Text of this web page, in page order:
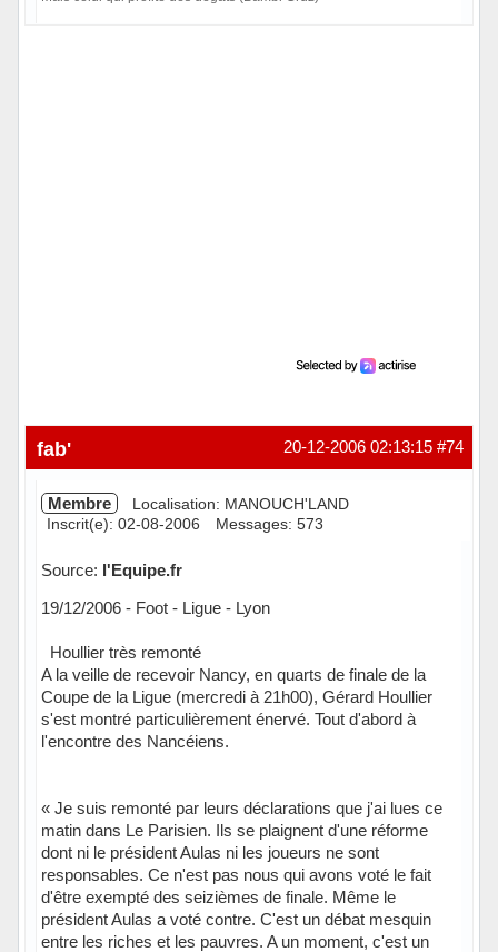
#74
20-12-2006 02:13:15
fab'
Membre
Localisation: MANOUCH'LAND
Inscrit(e): 02-08-2006
Messages: 573
Source: l'Equipe.fr
19/12/2006 - Foot - Ligue - Lyon
Houllier très remonté
A la veille de recevoir Nancy, en quarts de finale de la
Coupe de la Ligue (mercredi à 21h00), Gérard Houllier
s'est montré particulièrement énervé. Tout d'abord à
l'encontre des Nancéiens.
« Je suis remonté par leurs déclarations que j'ai lues ce
matin dans Le Parisien. Ils se plaignent d'une réforme
dont ni le président Aulas ni les joueurs ne sont
responsables. Ce n'est pas nous qui avons voté le fait
d'être exempté des seizièmes de finale. Même le
président Aulas a voté contre. C'est un débat mesquin
entre les riches et les pauvres. A un moment, c'est un